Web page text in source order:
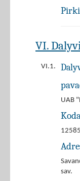
VI.
VI.1.
UAB
sav.